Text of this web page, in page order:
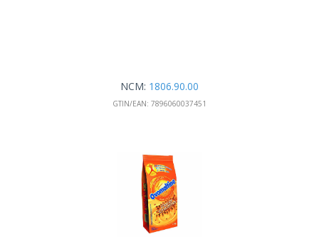
NCM: 1806.90.00
GTIN/EAN: 7896060037451